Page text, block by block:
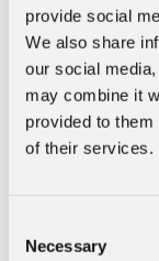
provide social
We also share
our social
may combine it
provided to
of their services.
Selection
Necessary
– Dagens bilar
är GPS, AC,
korta sträckor på
tappar effekt, då
När mörkret faller
fungerar som de